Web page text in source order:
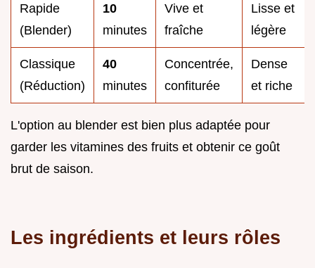
Rapide
(Blender)
10
minutes
Vive et
fraîche
Lisse et
légère
Classique
(Réduction)
40
minutes
Concentrée,
confiturée
Dense
et riche
L'option au blender est bien plus adaptée pour
garder les vitamines des fruits et obtenir ce goût
brut de saison.
Les ingrédients et leurs rôles